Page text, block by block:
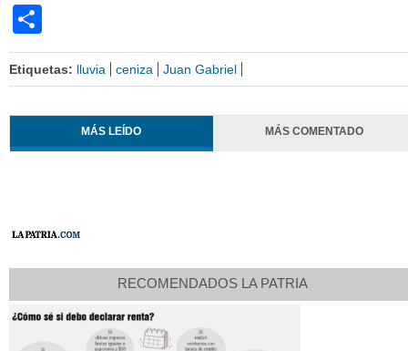
Etiquetas: lluvia ceniza Juan Gabriel
MÁS LEÍDO MÁS COMENTADO
RECOMENDADOS LA PATRIA